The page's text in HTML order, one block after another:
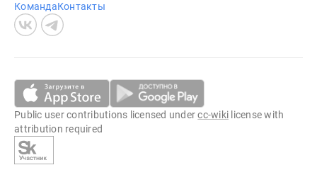
КомандаКонтакты
Public user contributions licensed undercc-wiki license with
attribution required